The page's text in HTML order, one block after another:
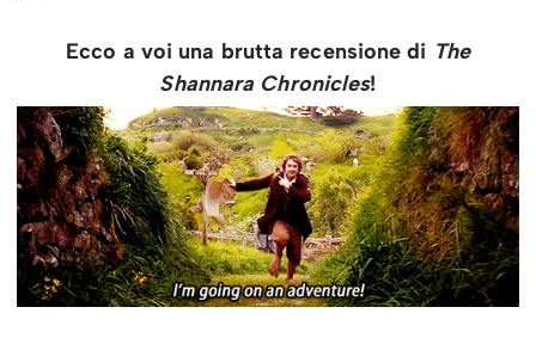
Ecco a voi una brutta recensione di The
Shannara Chronicles!